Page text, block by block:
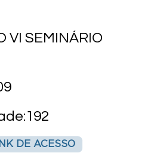
VI SEMINÁRIO
DE ACESSO